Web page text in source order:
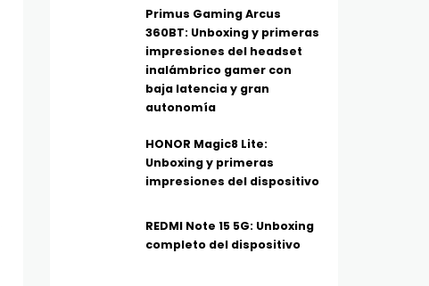
Primus Gaming Arcus
360BT: Unboxing y primeras
impresiones del headset
inalámbrico gamer con
baja latencia y gran
autonomía
HONOR Magic8 Lite:
Unboxing y primeras
impresiones del dispositivo
REDMI Note 15 5G: Unboxing
completo del dispositivo